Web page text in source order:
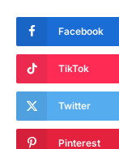
Facebook
TikTok
Twitter
Pinterest